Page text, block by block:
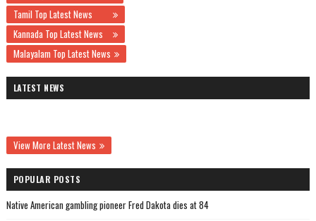
Tamil Top Latest News
Kannada Top Latest News
Malayalam Top Latest News
LATEST NEWS
View More Latest News
POPULAR POSTS
Native American gambling pioneer Fred Dakota dies at 84